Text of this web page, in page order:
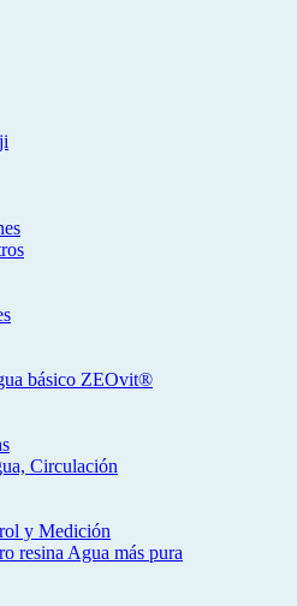
básico ZEOvit®
Circulación
y Medición
resina Agua más pura